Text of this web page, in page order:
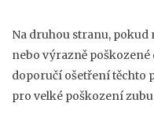
Na druhou stranu,
nebo výrazně poškozené
doporučí ošetření těchto
pro velké poškození